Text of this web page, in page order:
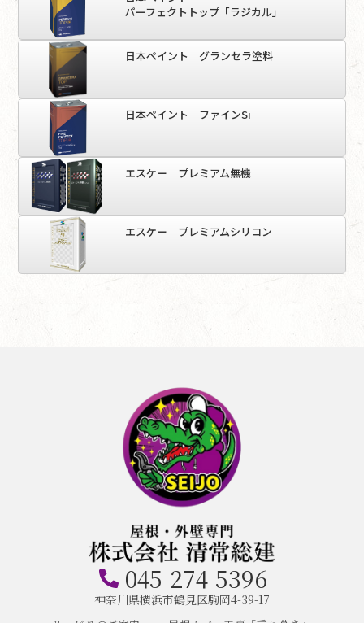
パーフェクトトップ「ラジカル」
日本ペイント グランセラ塗料
日本ペイント ファインSi
エスケー プレミアム無機
エスケー プレミアムシリコン
045-274-5396
神奈川県横浜市鶴見区駒岡4-39-17